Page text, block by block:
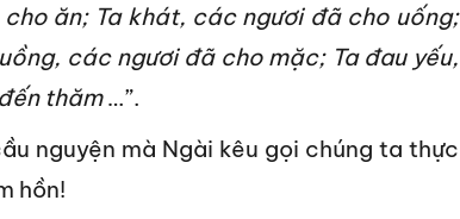
ăn; Ta khát, các ngươi đã cho uống;
các ngươi đã cho mặc; Ta đau yếu,
thăm…”.
nguyện mà Ngài kêu gọi chúng ta thực
hồn!